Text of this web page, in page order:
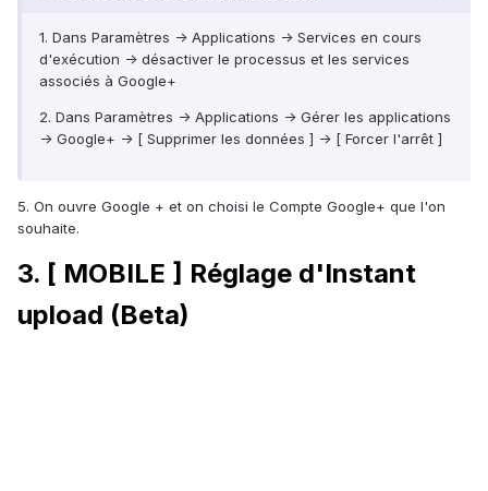
1. Dans Paramètres -> Applications -> Services en cours
d'exécution -> désactiver le processus et les services
associés à Google+
2. Dans Paramètres -> Applications -> Gérer les applications
-> Google+ -> [ Supprimer les données ] -> [ Forcer l'arrêt ]
5. On ouvre Google + et on choisi le Compte Google+ que l'on
souhaite.
3. [ MOBILE ] Réglage d'Instant
upload (Beta)